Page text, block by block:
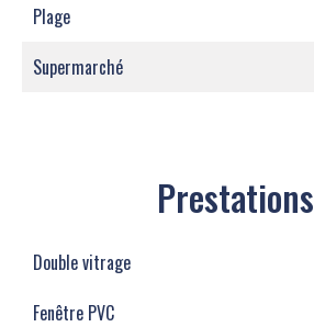
Plage
Supermarché
Prestations
Double vitrage
Fenêtre PVC